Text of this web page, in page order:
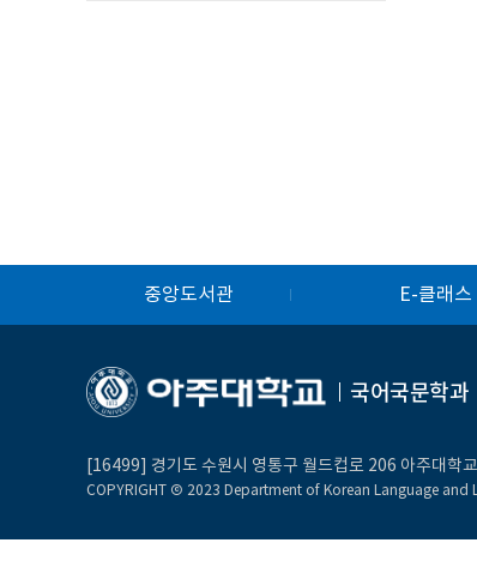
중앙도서관 E-클래스
국어국문학과
[16499] 경기도 수원시 영통구 월드컵로 206 아주대학
COPYRIGHT Ⓒ 2023 Department of Korean Language and